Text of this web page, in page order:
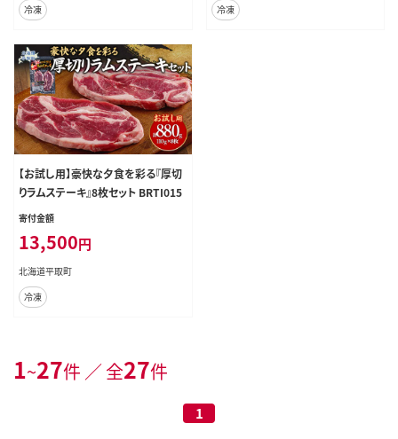
冷凍
冷凍
【お試し用】豪快な夕食を彩る『厚切
りラムステーキ』8枚セット BRTI015
寄付金額
13,500円
北海道平取町
冷凍
1~27件 ／ 全27件
1